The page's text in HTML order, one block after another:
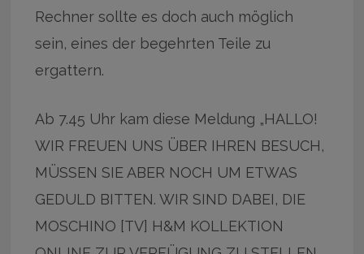
Rechner sollte es doch auch möglich
sein, eines der begehrten Teile zu
ergattern.
Ab 7.45 Uhr kam diese Meldung „HALLO!
WIR FREUEN UNS ÜBER IHREN BESUCH,
MÜSSEN SIE ABER NOCH UM ETWAS
GEDULD BITTEN. WIR SIND DABEI, DIE
MOSCHINO [TV] H&M KOLLEKTION